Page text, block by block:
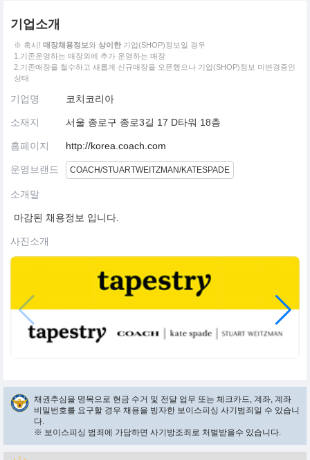
기업소개
※ 혹시! 매장채용정보와 상이한 기업(SHOP)정보일 경우
1.기존운영하는 매장외에 추가 운영하는 매장
2.기존매장을 철수하고 새롭게 신규매장을 오픈했으나 기업(SHOP)정보 미변경중인
상태
기업명 코치코리아
소재지 서울 종로구 종로3길 17 D타워 18층
홈페이지 http://korea.coach.com
운영브랜드 COACH/STUARTWEITZMAN/KATESPADE
소개말
마감된 채용정보 입니다.
사진소개
채권추심을 명목으로 현금 수거 및 전달 업무 또는 체크카드, 계좌, 계좌
비밀번호를 요구할 경우 채용을 빙자한 보이스피싱 사기범죄일 수 있습니
다.
※ 보이스피싱 범죄에 가담하면 사기방조죄로 처벌받을수 있습니다.